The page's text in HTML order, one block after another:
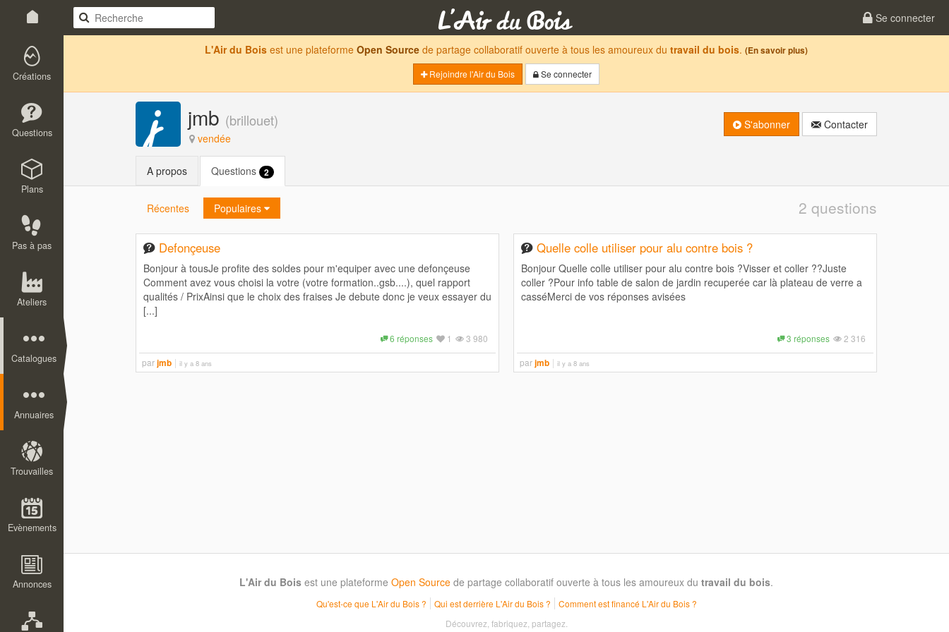
Se connecter
Créations
Questions
Plans
Pas à pas
Ateliers
Catalogues
Annuaires
Trouvailles
Evènements
Annonces
L'Air du Bois est une plateforme Open Source de partage collaboratif ouverte à tous les amoureux du travail du bois. (En savoir plus)
Rejoindre l'Air du Bois
Se connecter
jmb (brillouet)
vendée
S'abonner Contacter
A propos Questions 2
Récentes Populaires 2 questions
Defonçeuse
Bonjour à tousJe profite des soldes pour m'equiper avec une defonçeuse
Comment avez vous choisi la votre (votre formation..gsb....), quel rapport
qualités / PrixAinsi que le choix des fraises Je debute donc je veux essayer du
[...]
3 980
1
6 réponses
parjmb il y a 8 ans
Quelle colle utiliser pour alu contre bois ?
Bonjour Quelle colle utiliser pour alu contre bois ?Visser et coller ??Juste
coller ?Pour info table de salon de jardin recuperée car là plateau de verre a
casséMerci de vos réponses avisées
2 316
3 réponses
parjmb il y a 8 ans
L'Air du Bois est une plateforme Open Source de partage collaboratif ouverte à tous les amoureux du travail du bois.
Qu'est-ce que L'Air du Bois ? Qui est derrière L'Air du Bois ?
Comment est financé L'Air du Bois ?
Découvrez, fabriquez, partagez.